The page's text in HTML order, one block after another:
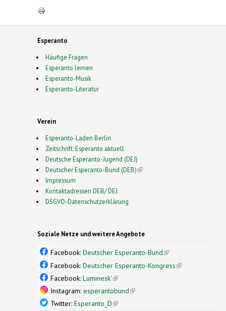
Esperanto
Häufige Fragen
Esperanto lernen
Esperanto-Musik
Esperanto-Literatur
Verein
Esperanto-Laden Berlin
Zeitschrift: Esperanto aktuell
Deutsche Esperanto-Jugend (DEJ)
Deutscher Esperanto-Bund (DEB)(link is external)
Impressum
Kontaktadressen DEB/ DEJ
DSGVO-Datenschutzerklärung
Soziale Netze und weitere Angebote
Facebook: Deutscher Esperanto-Bund(link is
external)
Facebook: Deutscher Esperanto-Kongress(link is
Facebook: Luminesk'(link is external)
Instagram: esperantobund(link is external)
Twitter: Esperanto_D(link is external)